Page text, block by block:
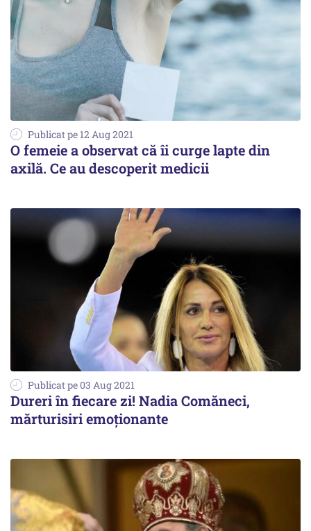
Publicat pe 12 Aug 2021
O femeie a observat că îi curge lapte din
axilă. Ce au descoperit medicii
Publicat pe 03 Aug 2021
Dureri în fiecare zi! Nadia Comăneci,
mărturisiri emoţionante